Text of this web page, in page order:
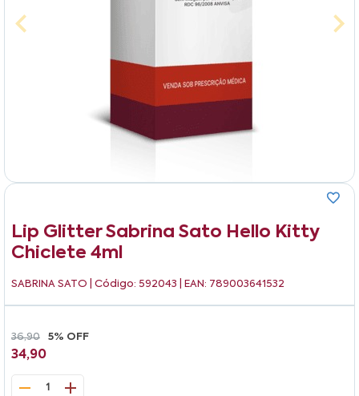
Lip Glitter Sabrina Sato Hello Kitty
Chiclete 4ml
SABRINA SATO | Código: 592043 | EAN: 789003641532
36,90 5% OFF
34,90
1